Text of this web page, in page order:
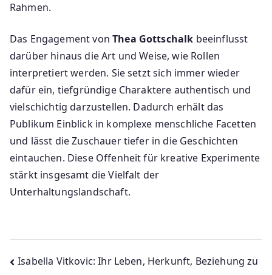
Rahmen.
Das Engagement vonThea Gottschalk beeinflusst
darüber hinaus die Art und Weise, wie Rollen
interpretiert werden. Sie setzt sich immer wieder
dafür ein, tiefgründige Charaktere authentisch und
vielschichtig darzustellen. Dadurch erhält das
Publikum Einblick in komplexe menschliche Facetten
und lässt die Zuschauer tiefer in die Geschichten
eintauchen. Diese Offenheit für kreative Experimente
stärkt insgesamt die Vielfalt der
Unterhaltungslandschaft.
Beitragsnavigation
Isabella Vitkovic: Ihr Leben, Herkunft, Beziehung zu